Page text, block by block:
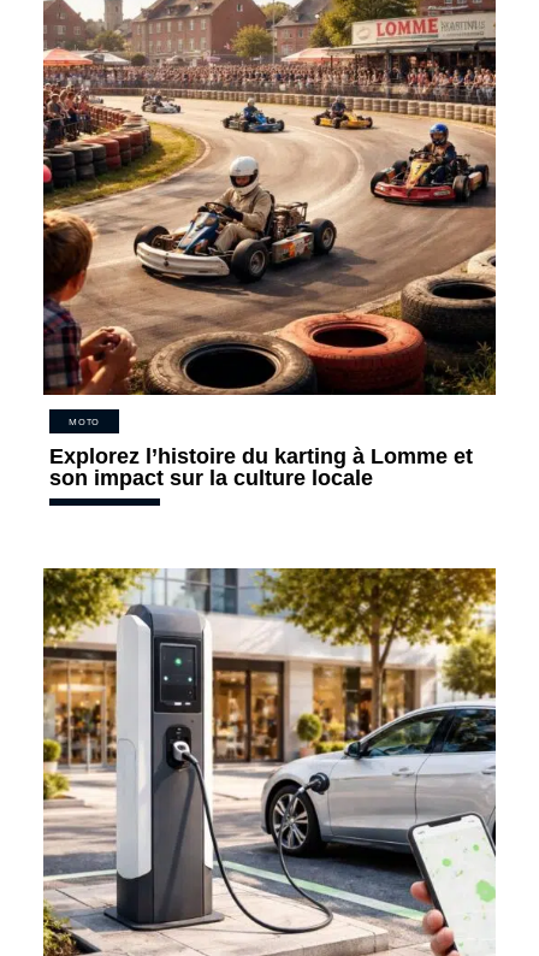
MOTO
Explorez l’histoire du karting à Lomme et
son impact sur la culture locale